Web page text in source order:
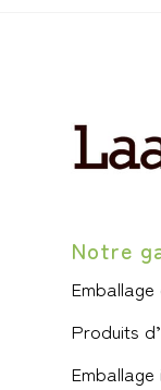
Notre
Emballage
Produits